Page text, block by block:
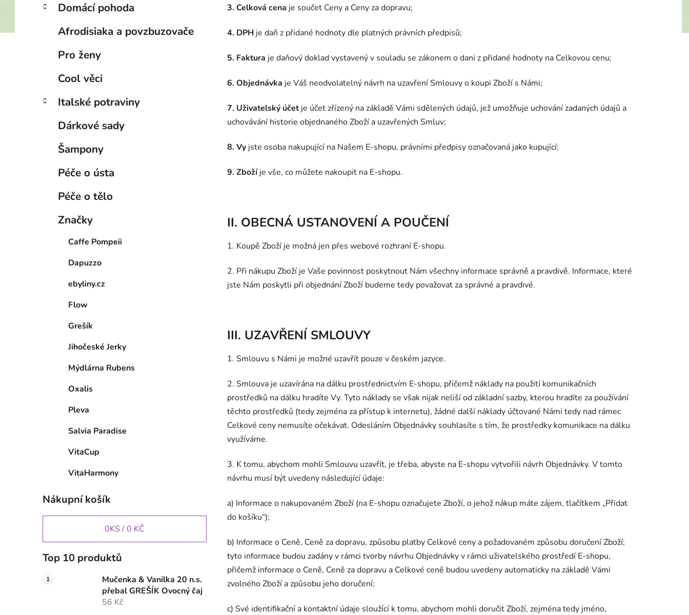
Domácí pohoda
Afrodisiaka a povzbuzovače
Pro ženy
Cool věci
Italské potraviny
Dárkové sady
Šampony
Péče o ústa
Péče o tělo
Značky
Caffe Pompeii
Dapuzzo
ebyliny.cz
Flow
Grešík
Jihočeské Jerky
Mýdlárna Rubens
Oxalis
Pleva
Salvia Paradise
VitaCup
VitaHarmony
Nákupní košík
0KS /0 KČ
Top 10 produktů
Mučenka & Vanilka 20 n.s.
přebal GREŠÍK Ovocný čaj
56 Kč
3. Celková cena je součet Ceny a Ceny za dopravu;
4. DPH je daň z přidané hodnoty dle platných právních předpisů;
5. Faktura je daňový doklad vystavený v souladu se zákonem o dani z přidané hodnoty na Celkovou cenu;
6. Objednávka je Váš neodvolatelný návrh na uzavření Smlouvy o koupi Zboží s Námi;
7. Uživatelský účetje účet zřízený na základě Vámi sdělených údajů, jež umožňuje uchování zadaných údajů a
uchovávání historie objednaného Zboží a uzavřených Smluv;
8. Vy jste osoba nakupující na Našem E-shopu, právními předpisy označovaná jako kupující;
9. Zbožíje vše, co můžete nakoupit na E-shopu.
II. OBECNÁ USTANOVENÍ A POUČENÍ
1. Koupě Zboží je možná jen přes webové rozhraní E-shopu.
2. Při nákupu Zboží je Vaše povinnost poskytnout Nám všechny informace správně a pravdivě. Informace, které
jste Nám poskytli při objednání Zboží budeme tedy považovat za správné a pravdivé.
III. UZAVŘENÍ SMLOUVY
1. Smlouvu s Námi je možné uzavřít pouze v českém jazyce.
2. Smlouva je uzavírána na dálku prostřednictvím E-shopu, přičemž náklady na použití komunikačních
prostředků na dálku hradíte Vy. Tyto náklady se však nijak neliší od základní sazby, kterou hradíte za používání
těchto prostředků (tedy zejména za přístup k internetu), žádné další náklady účtované Námi tedy nad rámec
Celkové ceny nemusíte očekávat. Odesláním Objednávky souhlasíte s tím, že prostředky komunikace na dálku
využíváme.
3. K tomu, abychom mohli Smlouvu uzavřít, je třeba, abyste na E-shopu vytvořili návrh Objednávky. V tomto
návrhu musí být uvedeny následující údaje:
a) Informace o nakupovaném Zboží (na E-shopu označujete Zboží, o jehož nákup máte zájem, tlačítkem „Přidat
do košíku“);
b) Informace o Ceně, Ceně za dopravu, způsobu platby Celkové ceny a požadovaném způsobu doručení Zboží;
tyto informace budou zadány v rámci tvorby návrhu Objednávky v rámci uživatelského prostředí E-shopu,
přičemž informace o Ceně, Ceně za dopravu a Celkové ceně budou uvedeny automaticky na základě Vámi
zvolného Zboží a způsobu jeho doručení;
c) Své identifikační a kontaktní údaje sloužící k tomu, abychom mohli doručit Zboží, zejména tedy jméno,